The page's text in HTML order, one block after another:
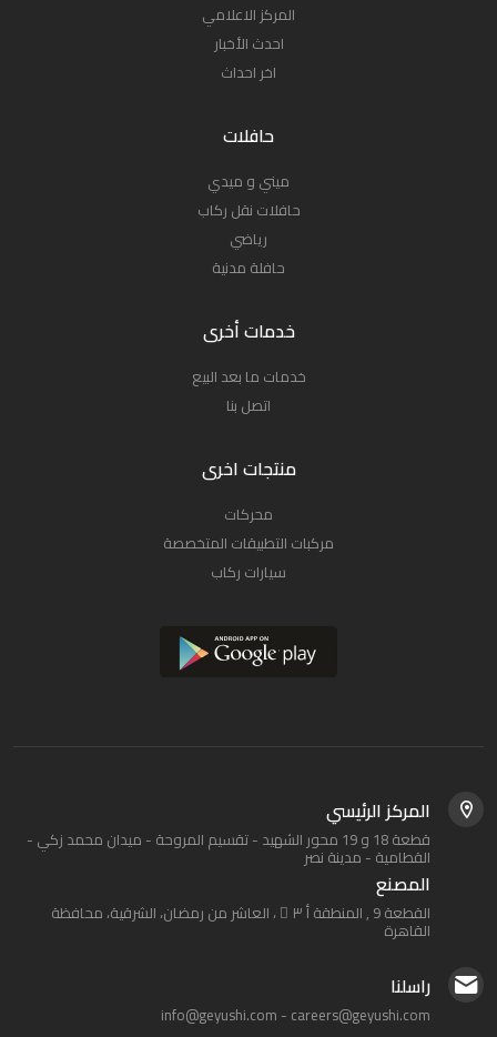
المركز الاعلامي
احدث الأخبار
اخر احداث
حافلات
ميني و ميدي
حافلات نقل ركاب
رياضي
حافلة مدنية
خدمات أخرى
خدمات ما بعد البيع
اتصل بنا
منتجات اخرى
محركات
مركبات التطبيقات المتخصصة
سيارات ركاب
المركز الرئيسي
قطعة 18 و 19 محور الشهيد - تقسيم المروحة - ميدان محمد زكي -
القطامية - مدينة نصر
المصنع
القطعة 9 , المنطقة أ ٣ َ ، العاشر من رمضان، الشرقية، محافظة
القاهرة‬
راسلنا
info@geyushi.com - careers@geyushi.com